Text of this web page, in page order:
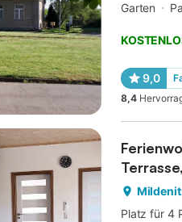
Garten
9,0
8,4
Platz für 4